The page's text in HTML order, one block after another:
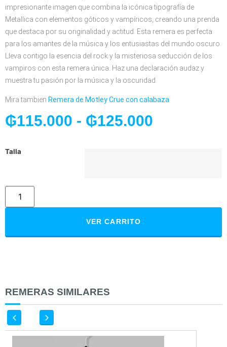
impresionante imagen que combina la icónica tipografía de
Metallica con elementos góticos y vampíricos, creando una prenda
que destaca por su originalidad y actitud. Esta remera es perfecta
para los amantes de la música y los entusiastas del mundo oscuro.
Lleva contigo la esencia del rock y la misteriosa seducción de los
vampiros con esta remera única. Haz una declaración audaz y
muestra tu pasión por la música y la oscuridad.
Mira tambien Remera de Motley Crue con calabaza
₲115.000 - ₲125.000
Talla
VER CARRITO
REMERAS SIMILARES